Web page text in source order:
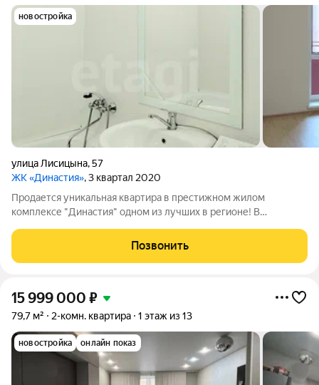
новостройка
улица Лисицына,57
ЖК «Династия», 3 квартал 2020
Продается уникальная квартира в престижном жилом
комплексе "Династия" одном из лучших в регионе! В
с индивидуальным дизайном предлагает идеальные условия
для комфортной жизни. Удобная
Позвонить
15 999 000 ₽
79,7 м² 2-комн. квартира 1 этаж из 13
новостройка онлайн показ